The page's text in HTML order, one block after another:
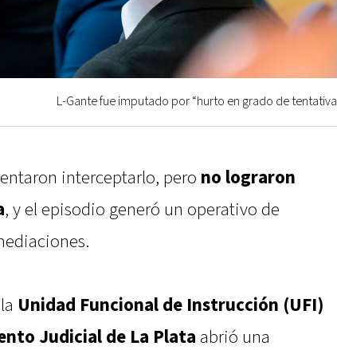
L-Gante fue imputado por “hurto en grado de tentativa
interceptarlo, pero no lograron
, y el episodio generó un operativo de
Unidad Funcional de Instrucción (UFI)
Judicial de La Plata abrió una